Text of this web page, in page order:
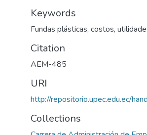
Keywords
Fundas plásticas, costos,
Citation
AEM-485
URI
http://repositorio.upec.edu.ec/
Collections